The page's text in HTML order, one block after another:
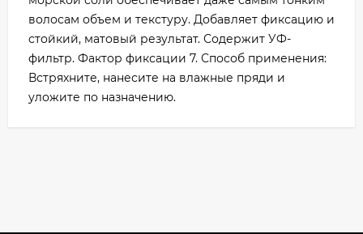
волосам объем и текстуру. Добавляет фиксацию и
стойкий, матовый результат. Содержит УФ-
фильтр. Фактор фиксации 7. Способ применения:
Встряхните, нанесите на влажные пряди и
уложите по назначению.